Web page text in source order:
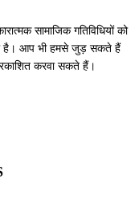
सामाजिक गतिविधियों को
है। आप भी हमसे जुड़ सकते हैं
करवा सकते हैं।